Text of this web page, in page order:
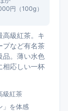
円（100g）
高級紅茶。キ
プなど有名茶
品。薄い水色
相応しい一杯
級紅茶
」を体感